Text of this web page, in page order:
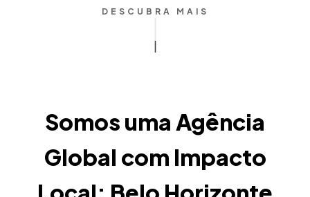
DESCUBRA MAIS
Somos uma Agência
Global com Impacto